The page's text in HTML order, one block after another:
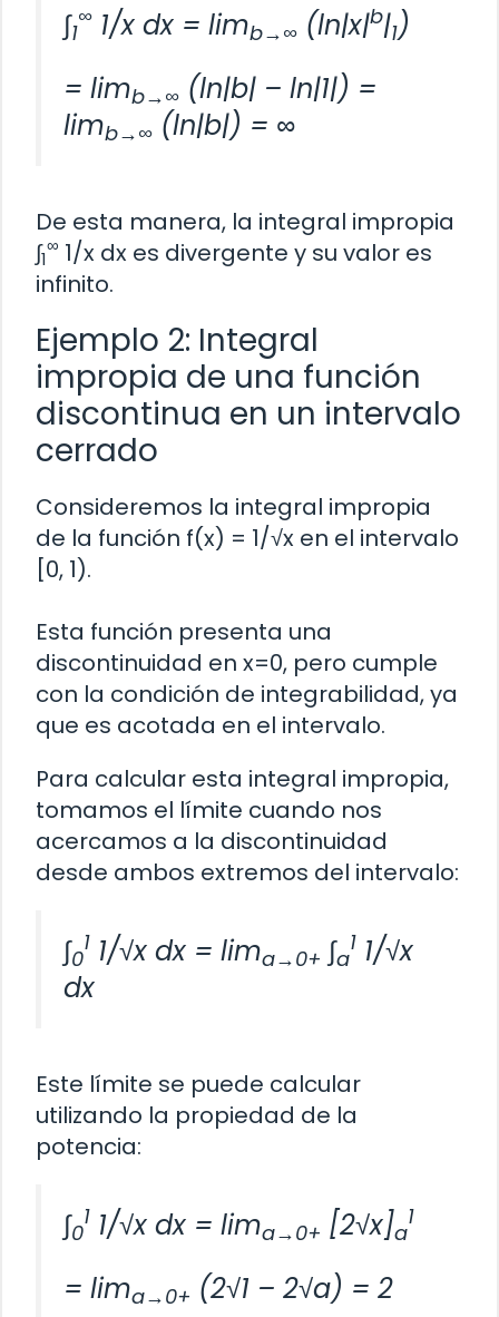
∫1
∞ 1/x dx = limb→∞ (ln|x|b|1)
= limb→∞ (ln|b| – ln|1|) =
limb→∞ (ln|b|) = ∞
De esta manera, la integral impropia
∫1
∞ 1/x dx es divergente y su valor es
infinito.
Ejemplo 2: Integral
impropia de una función
discontinua en un intervalo
cerrado
Consideremos la integral impropia
de la función f(x) = 1/√x en el intervalo
[0, 1).
Esta función presenta una
discontinuidad en x=0, pero cumple
con la condición de integrabilidad, ya
que es acotada en el intervalo.
Para calcular esta integral impropia,
tomamos el límite cuando nos
acercamos a la discontinuidad
desde ambos extremos del intervalo:
∫0
1 1/√x dx = lima→0+ ∫a
1 1/√x
dx
Este límite se puede calcular
utilizando la propiedad de la
potencia:
∫0
1 1/√x dx = lima→0+ [2√x]a
1
= lima→0+ (2√1 – 2√a) = 2